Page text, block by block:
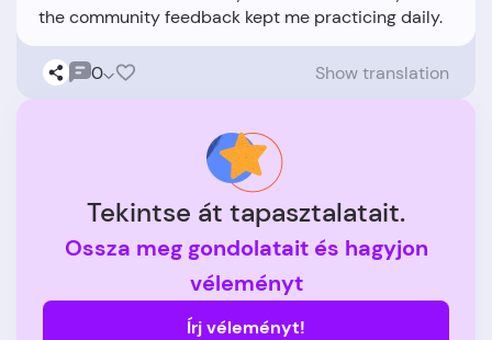
0 Show translation
Tekintse át tapasztalatait.
Ossza meg gondolatait és hagyjon
véleményt
Írj véleményt!